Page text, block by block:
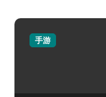
手游